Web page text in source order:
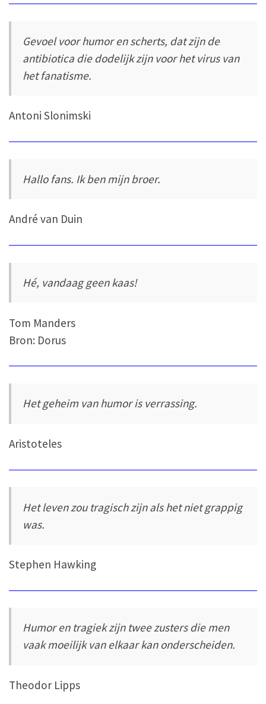
Gevoel voor humor en scherts, dat zijn de
antibiotica die dodelijk zijn voor het virus van
het fanatisme.
Antoni Slonimski
Hallo fans. Ik ben mijn broer.
André van Duin
Hé, vandaag geen kaas!
Tom Manders
Bron: Dorus
Het geheim van humor is verrassing.
Aristoteles
Het leven zou tragisch zijn als het niet grappig
was.
Stephen Hawking
Humor en tragiek zijn twee zusters die men
vaak moeilijk van elkaar kan onderscheiden.
Theodor Lipps